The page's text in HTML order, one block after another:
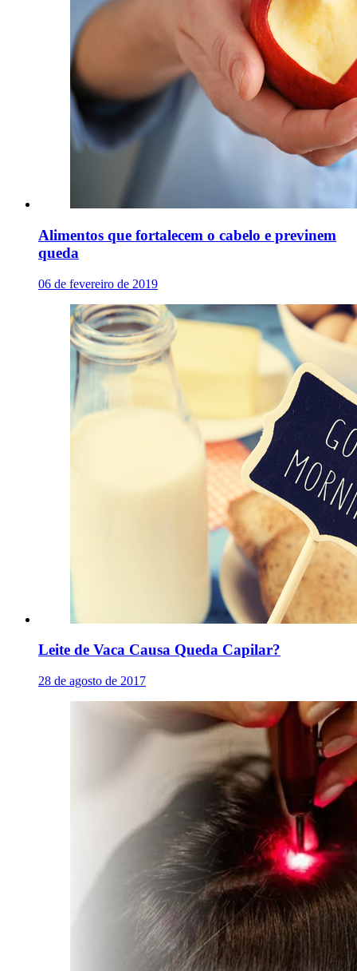
Alimentos que fortalecem o cabelo e previnem
queda
06 de fevereiro de 2019
Leite de Vaca Causa Queda Capilar?
28 de agosto de 2017